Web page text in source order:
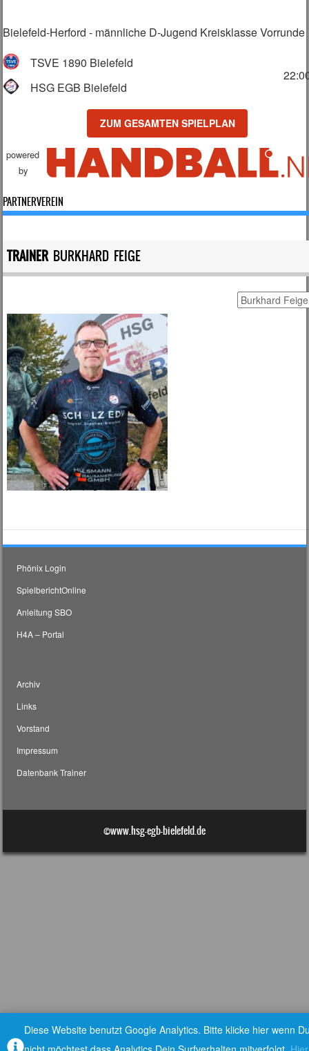
TRAINERBURKHARD FEIGE
Bielefeld-Herford - männliche D-Jugend Kreisklasse Vorrunde
TSVE 1890 Bielefeld
HSG EGB Bielefeld
ZUM GESAMTEN SPIELPLAN
powered
by
PARTNERVEREIN
Phönix Login
SpielberichtOnline
Anleitung SBO
H4A – Portal
Archiv
Links
Vorstand
Impressum
Datenbank Trainer
©www.hsg-egb-bielefeld.de
Diese Website benutzt Google Analytics. Bitte klicke hier wenn